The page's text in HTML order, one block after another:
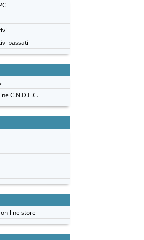
passati
C.N.D.E.C.
line store